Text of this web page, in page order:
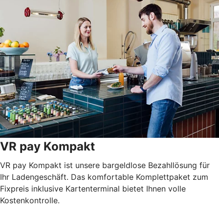
VR pay Kompakt
VR pay Kompakt ist unsere bargeldlose Bezahllösung für
Ihr Ladengeschäft. Das komfortable Komplettpaket zum
Fixpreis inklusive Kartenterminal bietet Ihnen volle
Kostenkontrolle.